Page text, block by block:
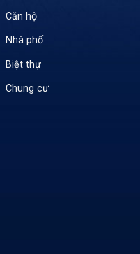
Căn hộ
Nhà phố
Biệt thự
Chung cư